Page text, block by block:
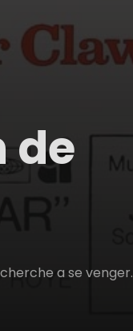
de
a se venger.